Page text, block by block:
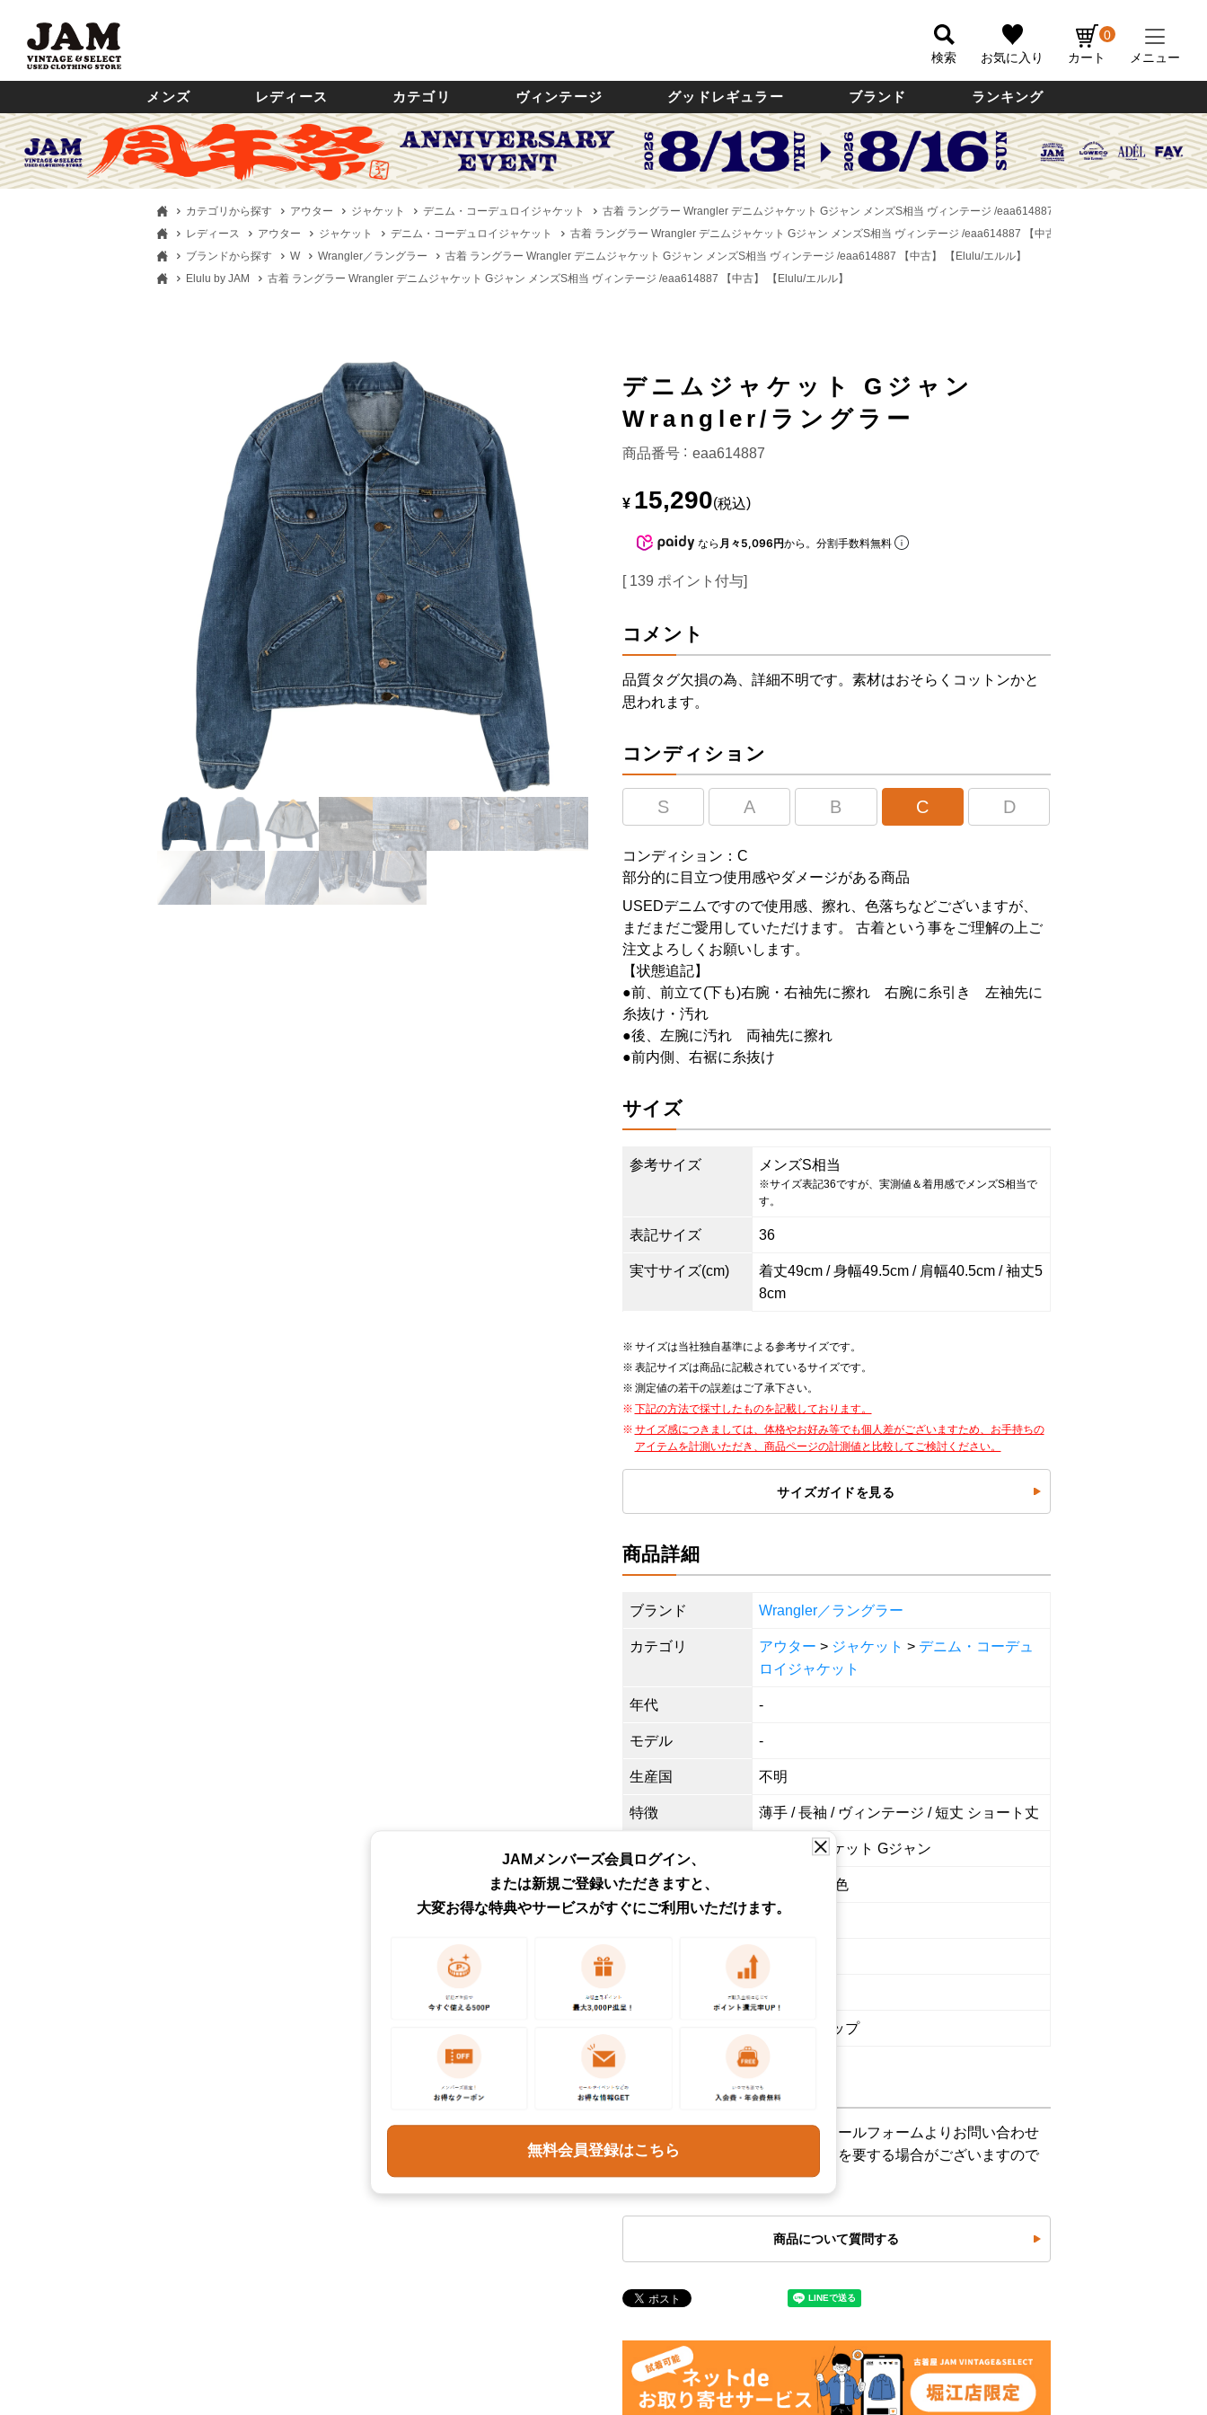
検索 お気に入り カート
0
メニュー
メンズ レディース カテゴリ ヴィンテージ グッドレギュラー ブランド ランキング
カテゴリから探す アウター ジャケット デニム・コーデュロイジャケット 古着 ラングラー Wrangler デニムジャケット Gジャン メンズS相当 ヴィンテージ /eaa614887 【中古】
レディース
アウター ジャケット デニム・コーデュロイジャケット 古着 ラングラー Wrangler デニムジャケット Gジャン メンズS相当 ヴィンテージ /eaa614887 【中古】
ブランドから探す
W Wrangler／ラングラー 古着 ラングラー Wrangler デニムジャケット Gジャン メンズS相当 ヴィンテージ /eaa614887 【中古】
【Elulu/エルル】
Elulu by JAM
古着 ラングラー Wrangler デニムジャケット Gジャン メンズS相当 ヴィンテージ /eaa614887 【中古】 【Elulu/エルル】
デニムジャケット Gジャン
Wrangler/ラングラー
商品番号 eaa614887
¥ 15,290 税込
なら 月々5,096円から。分割手数料無料
[ 139 ポイント付与]
コメント
品質タグ欠損の為、詳細不明です。素材はおそらくコットンかと
思われます。
コンディション
S A B C D
コンディション：C
部分的に目立つ使用感やダメージがある商品
USEDデニムですので使用感、擦れ、色落ちなどございますが、
まだまだご愛用していただけます。 古着という事をご理解の上ご
注文よろしくお願いします。
【状態追記】
●前、前立て(下も)右腕・右袖先に擦れ 右腕に糸引き 左袖先に
糸抜け・汚れ
●後、左腕に汚れ 両袖先に擦れ
●前内側、右裾に糸抜け
サイズ
参考サイズ メンズS相当
※サイズ表記36ですが、実測値＆着用感でメンズS相当で
す。
表記サイズ 36
実寸サイズ(cm)
着丈49cm / 身幅49.5cm / 肩幅40.5cm / 袖丈5
8cm
サイズは当社独自基準による参考サイズです。
表記サイズは商品に記載されているサイズです。
測定値の若干の誤差はご了承下さい。
下記の方法で採寸したものを記載しております。
サイズ感につきましては、体格やお好み等でも個人差がございますため、お手持ちの
アイテムを計測いただき、商品ページの計測値と比較してご検討ください。
サイズガイドを見る
商品詳細
ブランド Wrangler／ラングラー
カテゴリ アウター > ジャケット > デニム・コーデュ
ロイジャケット
年代 -
モデル -
生産国 不明
特徴 薄手 / 長袖 / ヴィンテージ / 短丈 ショート丈
形状 デニムジャケット Gジャン
色 ブルー系 青色
無地
eaa614887
ネットショップ
お問い合わせ
この商品に関するご質問は下記メールフォームよりお問い合わせ
ください。各種ご対応にはお時間を要する場合がございますので
予めご了承ください。
商品について質問する
JAMメンバーズ会員ログイン、
または新規ご登録いただきますと、
大変お得な特典やサービスがすぐにご利用いただけます。
無料会員登録はこちら